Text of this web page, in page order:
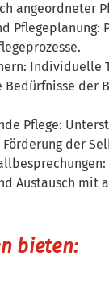
angeordneter
Pflegeplanung:
Individuelle
Bedürfnisse der
Pflege:
der
Austausch mit
bieten: